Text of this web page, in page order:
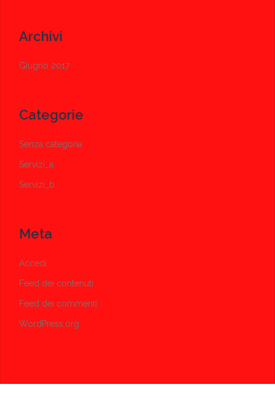
Archivi
Giugno 2017
Categorie
Senza categoria
Servizi_a
Servizi_b
Meta
Accedi
Feed dei contenuti
Feed dei commenti
WordPress.org